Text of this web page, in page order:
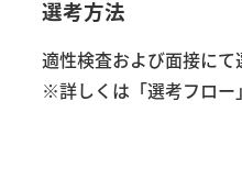
選考方法
適性検査および面接にて
※詳しくは「選考フロー